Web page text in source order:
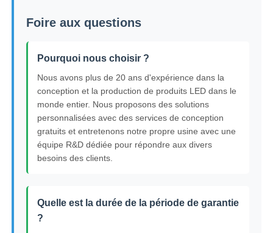
Foire aux questions
Pourquoi nous choisir ?
Nous avons plus de 20 ans d'expérience dans la
conception et la production de produits LED dans le
monde entier. Nous proposons des solutions
personnalisées avec des services de conception
gratuits et entretenons notre propre usine avec une
équipe R&D dédiée pour répondre aux divers
besoins des clients.
Quelle est la durée de la période de garantie
?